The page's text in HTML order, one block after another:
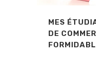
MES
DE